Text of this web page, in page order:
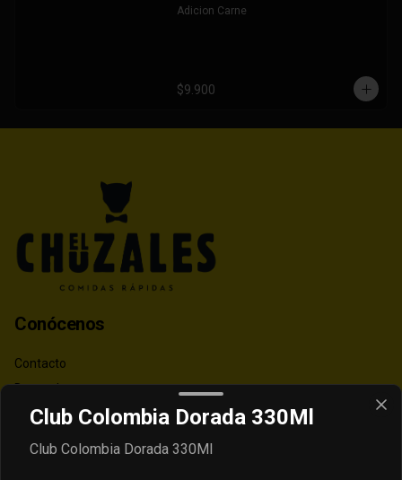
Adicion Carne
$9.900
Conócenos
Contacto
Despacho
Términos y condiciones
Club Colombia Dorada 330Ml
Club Colombia Dorada 330Ml